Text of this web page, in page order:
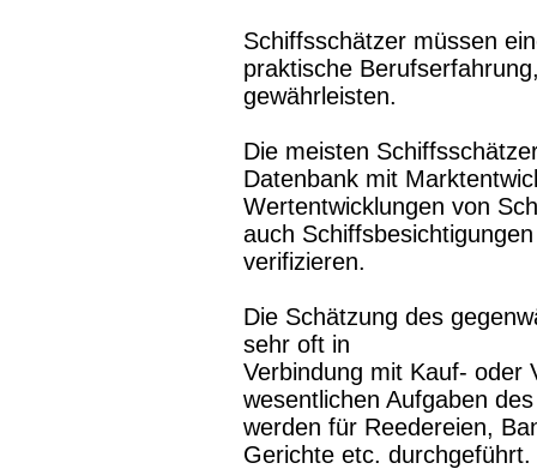
Schiffsschätzer müssen
praktische
gewährleisten.
Die meisten
Datenbank mit
Wertentwicklungen von
auch
verifizieren.
Die Schätzung des
sehr oft in
Verbindung mit Kauf- oder
wesentlichen Aufgaben
werden für Reedereien,
Gerichte etc. durchgeführt.